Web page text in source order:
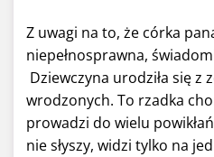
Z uwagi na to, że córka
niepełnosprawna,
Dziewczyna urodziła się z
wrodzonych. To rzadka
prowadzi do wielu
nie słyszy, widzi tylko na